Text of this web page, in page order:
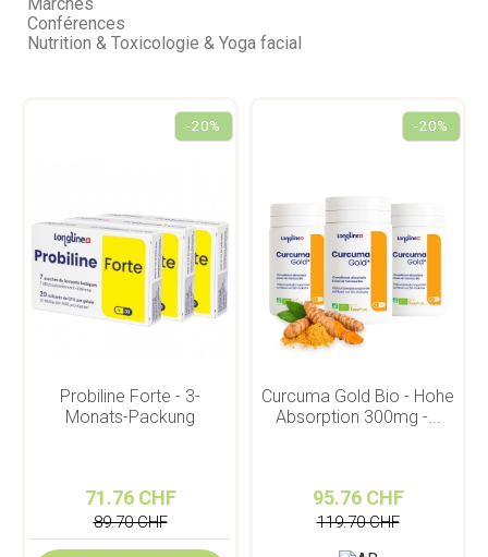
Conférences
Nutrition & Toxicologie & Yoga facial
-20%
Probiline Forte - 3-
Monats-Packung
71.76 CHF
89.70 CHF
-20%
Curcuma Gold Bio - Hohe
Absorption 300mg -...
95.76 CHF
119.70 CHF